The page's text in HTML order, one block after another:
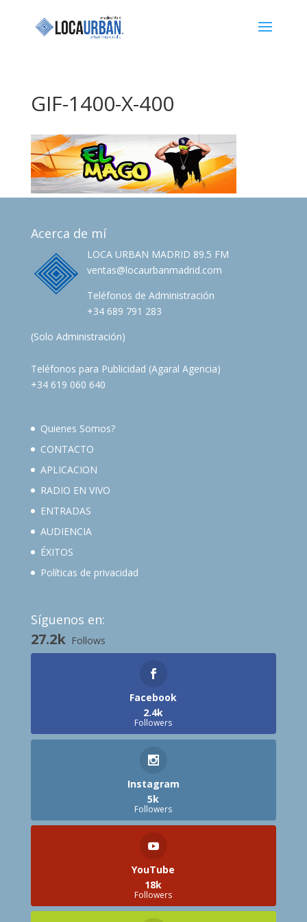
GIF-1400-X-400
Acerca de mí
LOCA URBAN MADRID 89.5 FM
ventas@locaurbanmadrid.com
Teléfonos de Administración
+34 689 791 283
(Solo Administración)
Teléfonos para Publicidad (Agaral Agencia)
+34 619 060 640
Quienes Somos?
CONTACTO
APLICACION
RADIO EN VIVO
ENTRADAS
AUDIENCIA
ÉXITOS
Políticas de privacidad
Síguenos en:
27.2k Follows
Facebook
2.4k
Followers
Instagram
5k
Followers
YouTube
18k
Followers